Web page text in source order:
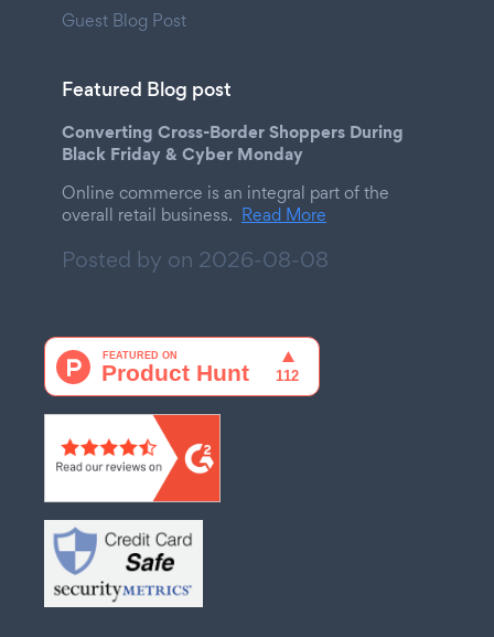
Guest Blog Post
Featured Blog post
Converting Cross-Border Shoppers During
Black Friday & Cyber Monday
Online commerce is an integral part of the
overall retail business. Read More
Posted by on 2026-08-08